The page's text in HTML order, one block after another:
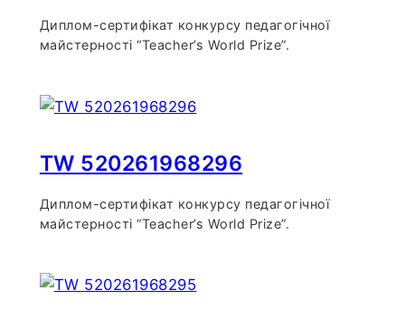
Диплом-сертифікат конкурсу педагогічної
майстерності “Teacher’s World Prize”.
TW 520261968296
Диплом-сертифікат конкурсу педагогічної
майстерності “Teacher’s World Prize”.